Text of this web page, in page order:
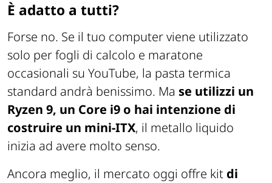
È adatto a tutti?
Forse no. Se il tuo computer viene utilizzato
solo per fogli di calcolo e maratone
occasionali su YouTube, la pasta termica
standard andrà benissimo. Ma se utilizzi un
Ryzen 9, un Core i9 o hai intenzione di
costruire un mini-ITX, il metallo liquido
inizia ad avere molto senso.
Ancora meglio, il mercato oggi offre kit di